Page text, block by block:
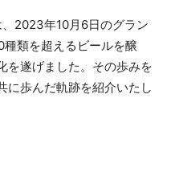
2023年10月6日のグラン
種類を超えるビールを醸
を遂げました。その歩みを
に歩んだ軌跡を紹介いたし